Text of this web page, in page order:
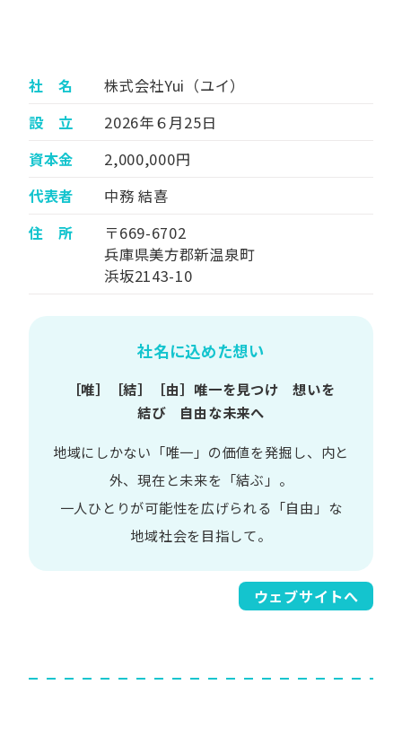
社 名
株式会社Yui（ユイ）
設 立
2026年６月25日
資本金
2,000,000円
代表者
中務 結喜
住 所
〒669-6702
兵庫県美方郡新温泉町
浜坂2143-10
社名に込めた想い
［唯］​［結］​［由］ 唯一を​見つけ 想いを​
結び 自由な​未来へ
地域に​しかない​「唯一」の​価値を​発掘し、 内と​
外、​現在と​未来を​「結ぶ」。
一人​ひとりが​可能性を​広げられる 「自由」な​
地域社会を​目指して。​
ウェブサイトへ